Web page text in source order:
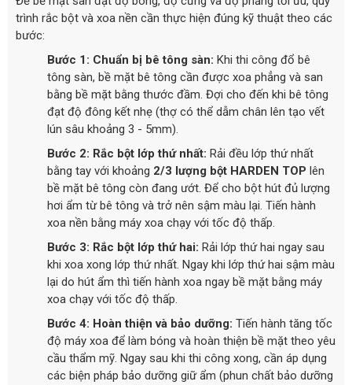
trình rắc bột và xoa nền cần thực hiện đúng kỹ thuật theo các
bước:
Bước 1: Chuẩn bị bê tông sàn: Khi thi công đổ bê
tông sàn, bề mặt bê tông cần được xoa phẳng và san
bằng bề mặt bằng thước đầm. Đợi cho đến khi bê tông
đạt độ đông kết nhẹ (thợ có thể dẫm chân lên tạo vết
lún sâu khoảng 3 - 5mm).
Bước 2: Rắc bột lớp thứ nhất: Rải đều lớp thứ nhất
bằng tay với khoảng 2/3 lượng bột HARDEN TOP lên
bề mặt bê tông còn đang ướt. Để cho bột hút đủ lượng
hơi ẩm từ bê tông và trở nên sậm màu lại. Tiến hành
xoa nền bằng máy xoa chạy với tốc độ thấp.
Bước 3: Rắc bột lớp thứ hai: Rải lớp thứ hai ngay sau
khi xoa xong lớp thứ nhất. Ngay khi lớp thứ hai sậm màu
lại do hút ẩm thì tiến hành xoa ngay bề mặt bằng máy
xoa chạy với tốc độ thấp.
Bước 4: Hoàn thiện và bảo dưỡng: Tiến hành tăng tốc
độ máy xoa để làm bóng và hoàn thiện bề mặt theo yêu
cầu thẩm mỹ. Ngay sau khi thi công xong, cần áp dụng
các biện pháp bảo dưỡng giữ ẩm (phun chất bảo dưỡng